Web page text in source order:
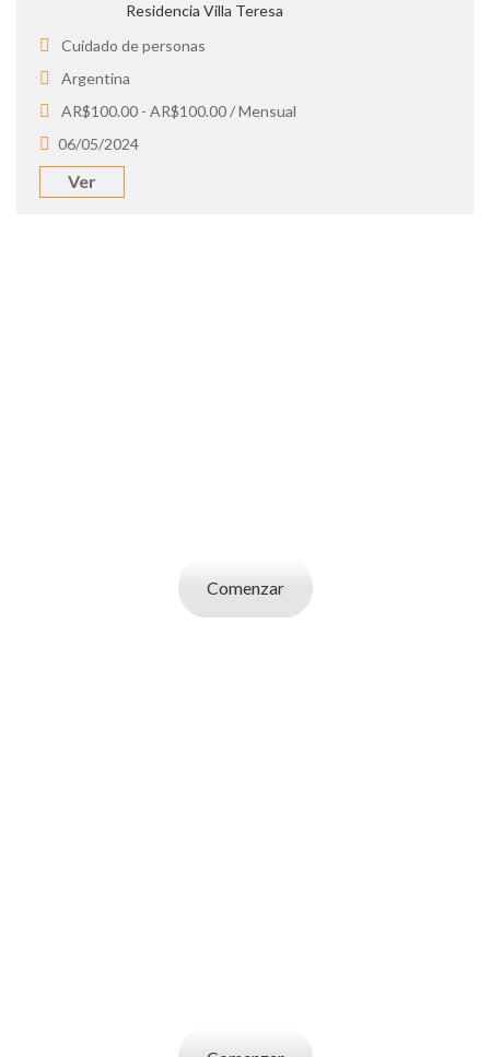
Residencia Villa Teresa
Cuidado de personas
Argentina
AR$100.00 - AR$100.00 / Mensual
06/05/2024
Ver
Comenzar